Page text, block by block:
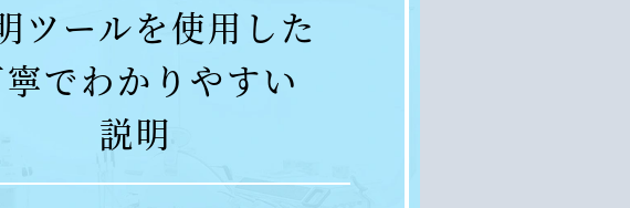
ツールを使用した
でわかりやすい
説明